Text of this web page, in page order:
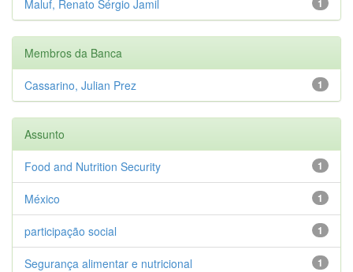
1
Maluf, Renato Sérgio Jamil
Membros da Banca
1
Cassarino, Julian Prez
Assunto
1
Food and Nutrition Security
1
México
1
participação social
1
Segurança alimentar e nutricional